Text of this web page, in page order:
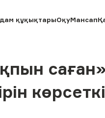
құқықтарыОқуМансап